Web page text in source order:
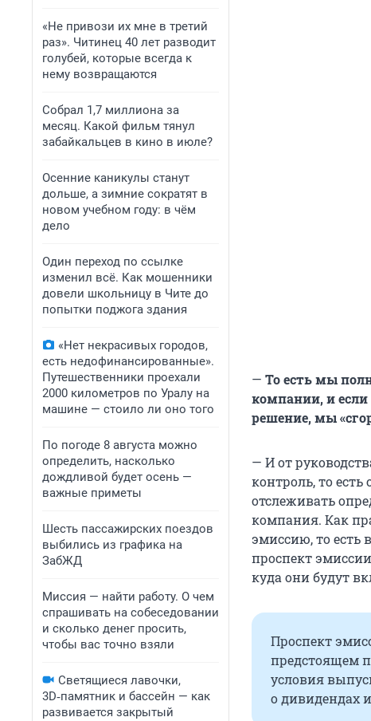
«Не привози их мне в третий
раз». Читинец 40 лет разводит
голубей, которые всегда к
нему возвращаются
Собрал 1,7 миллиона за
месяц. Какой фильм тянул
забайкальцев в кино в июле?
Осенние каникулы станут
дольше, а зимние сократят в
новом учебном году: в чём
дело
Один переход по ссылке
изменил всё. Как мошенники
довели школьницу в Чите до
попытки поджога здания
«Нет некрасивых городов,
есть недофинансированные».
Путешественники проехали
2000 километров по Уралу на
машине — стоило ли оно того
По погоде 8 августа можно
определить, насколько
дождливой будет осень —
важные приметы
Шесть пассажирских поездов
выбились из графика на
ЗабЖД
Миссия — найти работу. О чем
спрашивать на собеседовании
и сколько денег просить,
чтобы вас точно взяли
Светящиеся лавочки,
3D‑памятник и бассейн — как
развивается закрытый
— То есть мы
компании, и если
решение, мы
— И от
контроль, то
отслеживать
компания. Как
эмиссию, то есть
проспект
куда они будут
Проспект
предстоящем
условия
о дивидендах